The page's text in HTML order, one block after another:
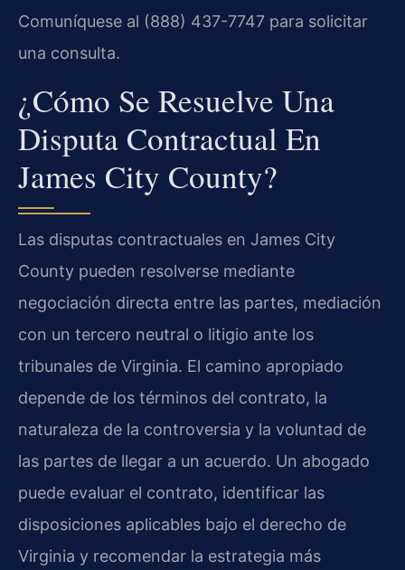
Comuníquese al (888) 437-7747 para solicitar
una consulta.
¿Cómo Se Resuelve Una
Disputa Contractual En
James City County?
Las disputas contractuales en James City
County pueden resolverse mediante
negociación directa entre las partes, mediación
con un tercero neutral o litigio ante los
tribunales de Virginia. El camino apropiado
depende de los términos del contrato, la
naturaleza de la controversia y la voluntad de
las partes de llegar a un acuerdo. Un abogado
puede evaluar el contrato, identificar las
disposiciones aplicables bajo el derecho de
Virginia y recomendar la estrategia más